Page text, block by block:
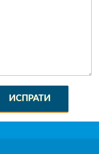
ИСПРАТИ